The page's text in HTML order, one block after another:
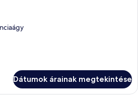
Dátumok árainak megtekintése